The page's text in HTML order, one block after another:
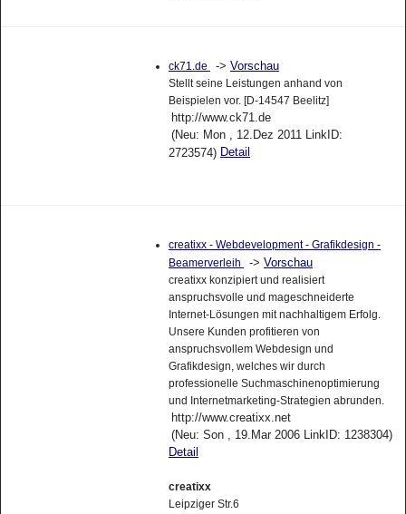
ck71.de -> Vorschau
Stellt seine Leistungen anhand von
Beispielen vor. [D-14547 Beelitz]
http://www.ck71.de
(Neu: Mon , 12.Dez 2011 LinkID:
2723574) Detail
creatixx - Webdevelopment - Grafikdesign -
Beamerverleih
-> Vorschau
creatixx konzipiert und realisiert
anspruchsvolle und mageschneiderte
Internet-Lösungen mit nachhaltigem Erfolg.
Unsere Kunden profitieren von
anspruchsvollem Webdesign und
Grafikdesign, welches wir durch
professionelle Suchmaschinenoptimierung
und Internetmarketing-Strategien abrunden.
http://www.creatixx.net
(Neu: Son , 19.Mar 2006 LinkID: 1238304)
Detail
creatixx
Leipziger Str.6